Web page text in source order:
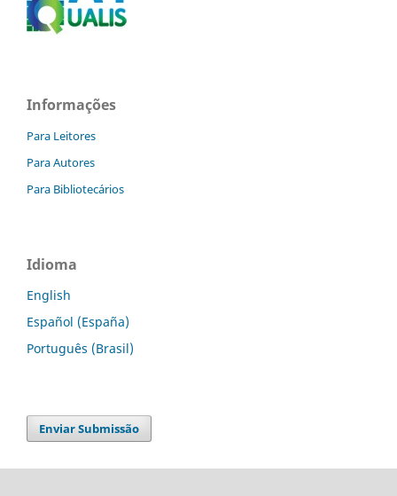
Informações
Para Leitores
Para Autores
Para Bibliotecários
Idioma
English
Español (España)
Português (Brasil)
Enviar Submissão